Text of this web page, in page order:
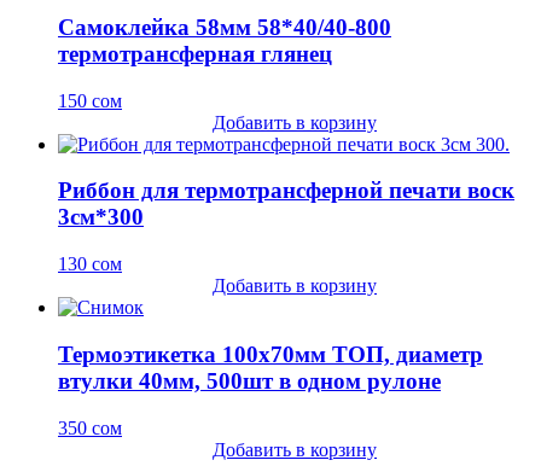
Самоклейка 58мм 58*40/40-800
термотрансферная глянец
150 сом
Добавить в корзину
Риббон для термотрансферной печати воск
3см*300
130 сом
Добавить в корзину
Термоэтикетка 100х70мм ТОП, диаметр
втулки 40мм, 500шт в одном рулоне
350 сом
Добавить в корзину